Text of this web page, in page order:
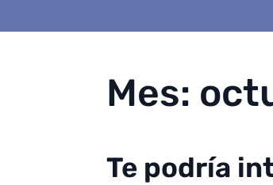
Mes:
Te podría